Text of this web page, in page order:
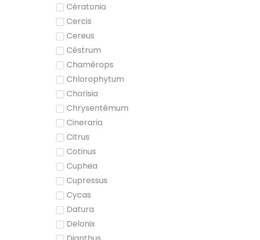
Cératonia
Cercis
Cereus
Céstrum
Chamérops
Chlorophytum
Chorisia
Chrysentémum
Cineraria
Citrus
Cotinus
Cuphea
Cupressus
Cycas
Datura
Delonix